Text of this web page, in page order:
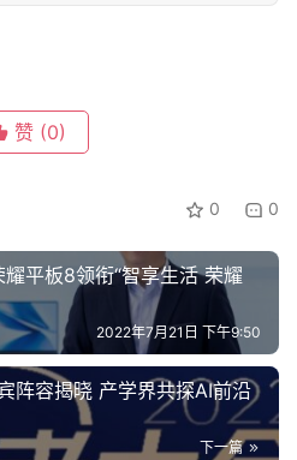
赞 (0)
0 0
平板8领衔“智享生活 荣耀
2022年7月21日 下午9:50
阵容揭晓 产学界共探AI前沿
下一篇